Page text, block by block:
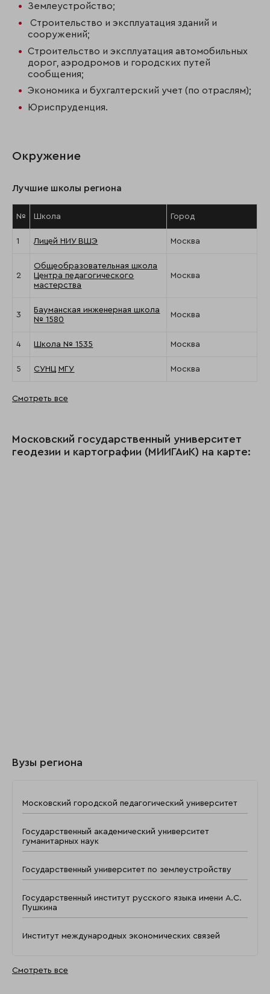
Землеустройство;
Строительство и эксплуатация зданий и
сооружений;
Строительство и эксплуатация автомобильных
дорог, аэродромов и городских путей
сообщения;
Экономика и бухгалтерский учет (по отраслям);
Юриспруденция.
Окружение
Лучшие школы региона
№ Школа Город
1 Лицей НИУ ВШЭ Москва
2
Общеобразовательная школа
Центра педагогического
мастерства
Москва
3
Бауманская инженерная школа
№ 1580
Москва
4 Школа № 1535 Москва
5 СУНЦ МГУ Москва
Смотреть все
Московский государственный университет
геодезии и картографии (МИИГАиК) на карте:
Вузы региона
Московский городской педагогический университет
Государственный академический университет
гуманитарных наук
Государственный университет по землеустройству
Государственный институт русского языка имени А.С.
Пушкина
Институт международных экономических связей
Смотреть все